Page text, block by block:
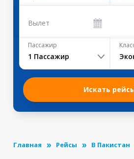
Вылет
Пассажир
1 Пассажир
Искать
Главная Рейсы В Пакистан